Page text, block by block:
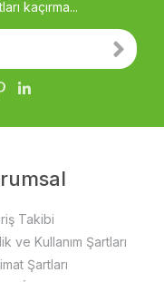
kaçırma...
Takibi
ve Kullanım Şartları
Şartları